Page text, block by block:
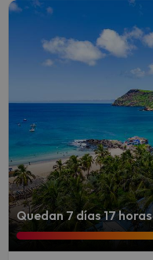
Quedan 7 días 17 horas